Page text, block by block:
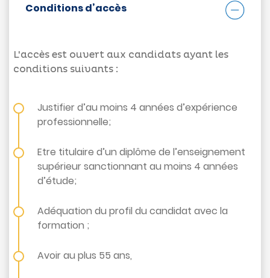
Conditions d’accès
L'accès est ouvert aux candidats ayant les
conditions suivants :
Justifier d’au moins 4 années d’expérience
professionnelle;
Etre titulaire d’un diplôme de l’enseignement
supérieur sanctionnant au moins 4 années
d’étude;
Adéquation du profil du candidat avec la
formation ;
Avoir au plus 55 ans,